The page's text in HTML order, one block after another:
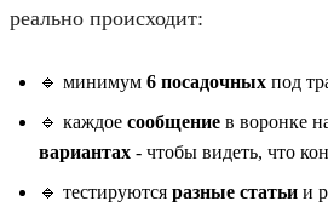
реально происходит:
🔹 минимум 6 посадочных под
🔹 каждое сообщение в воронке
вариантах - чтобы видеть, что
🔹 тестируются разные статьи и